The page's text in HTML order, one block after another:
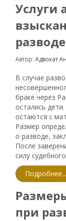
Услуги
Автор:Адвокат
В случае
браке через
остались
остаются с
Размер
о разводе,
После
силу
Подробнее...
при